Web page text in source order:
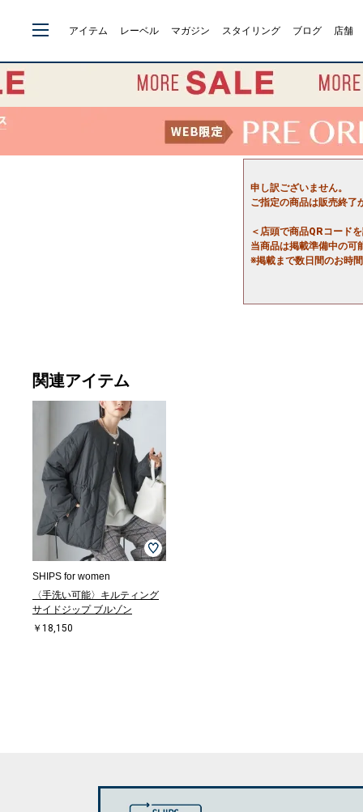
アイテム レーベル マガジン スタイリング ブログ 店舗
申し訳ございません。
ご指定の商品は販売終了
＜店頭で商品QRコード
当商品は掲載準備中の可
※掲載まで数日間のお時
関連アイテム
SHIPS for women
〈手洗い可能〉キルティング
サイドジップ ブルゾン
￥18,150